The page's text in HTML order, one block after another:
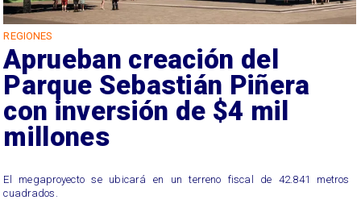
REGIONES
Aprueban creación del
Parque Sebastián Piñera
con inversión de $4 mil
millones
El megaproyecto se ubicará en un terreno fiscal de 42.841 metros
cuadrados.